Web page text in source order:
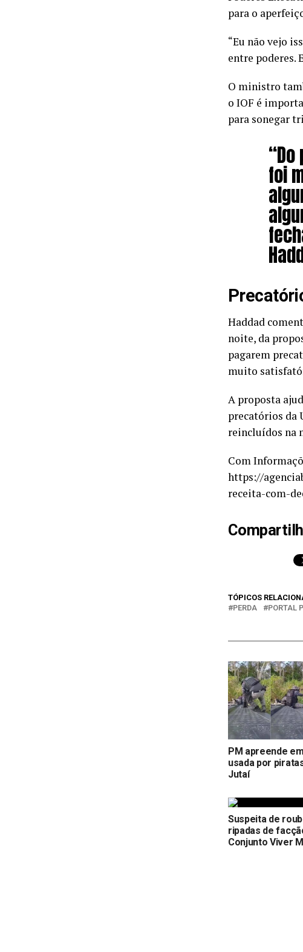
para o
“Eu não vejo
entre poderes.
O ministro
o IOF é
para sonegar
foi
Haddad
noite, da
pagarem
muito
A proposta
precatórios da
reincluídos na
Com
https://
receita-com-
TÓPICOS
PERDA
PORTAL
PM apreende
usada por
Jutaí
Suspeita de
ripadas de
Conjunto Viver